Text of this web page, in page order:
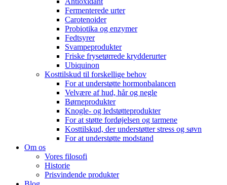
Fermenterede urter
Carotenoider
Probiotika og enzymer
Fedtsyrer
Svampeprodukter
Friske frysetørrede krydderurter
Ubiquinon
Kosttilskud til forskellige behov
For at understøtte hormonbalancen
Velvære af hud, hår og negle
Børneprodukter
Knogle- og ledstøtteprodukter
For at støtte fordøjelsen og tarmene
Kosttilskud, der understøtter stress og søvn
For at understøtte modstand
Om os
Vores filosofi
Historie
Prisvindende produkter